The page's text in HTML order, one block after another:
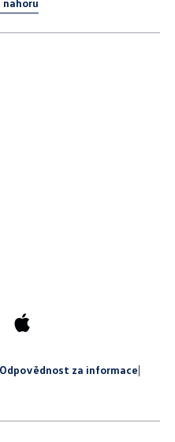
nahoru
Odpovědnost za informace|